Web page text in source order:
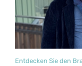
Entdecken Sie den